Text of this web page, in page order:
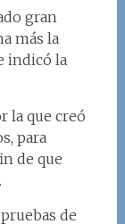
gran
más la
indicó la
la que creó
para
de que
de